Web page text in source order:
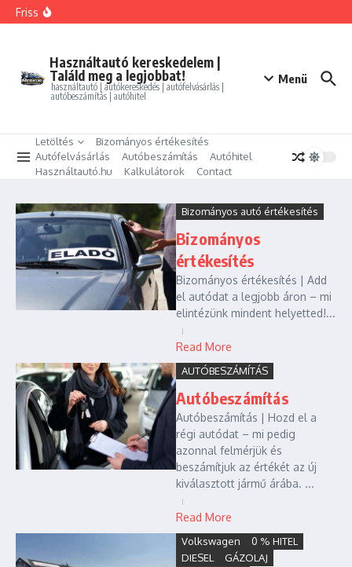
Ugrás a tartalomhoz
Friss
BMW 325i xDrive Coupe
PEUGEOT PARTNER Tepee 1.6 HDi Active
Használtautó kereskedelem |
Találd meg a legjobbat!
használtautó | autókereskedés | autófelvásárlás |
autóbeszámítás | autóhitel
Menü
Letöltés
Bizományos értékesítés
Autófelvásárlás
Autóbeszámítás
Autóhitel
Használtautó.hu
Kalkulátorok Contact
Bizományos autó értékesítés
Bizományos
értékesítés
Bizományos értékesítés | Add
el autódat a legjobb áron – mi
elintézünk mindent helyetted!...
Read More
AUTÓBESZÁMÍTÁS
Autóbeszámítás
Autóbeszámítás | Hozd el a
régi autódat – mi pedig
azonnal felmérjük és
beszámítjuk az értékét az új
kiválasztott jármű árába. ...
Read More
Volkswagen
0 % HITEL
DIESEL
GÁZOLAJ